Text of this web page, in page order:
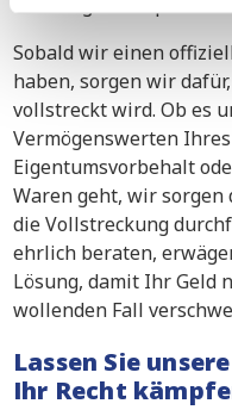
Sobald wir einen
haben, sorgen wir
vollstreckt wird. Ob es
Vermögenswerten
Eigentumsvorbehalt
Waren geht, wir sorgen
die Vollstreckung
ehrlich beraten,
Lösung, damit Ihr Geld
wollenden Fall
Lassen Sie
Ihr Recht